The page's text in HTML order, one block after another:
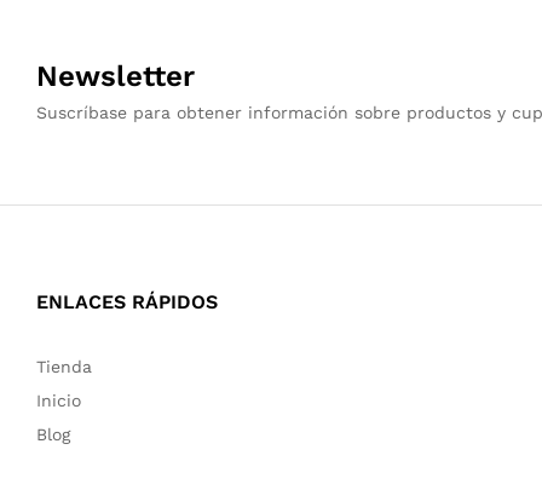
Newsletter
Suscríbase para obtener información sobre productos y
ENLACES RÁPIDOS
Tienda
Inicio
Blog